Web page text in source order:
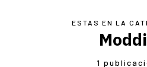
ESTAS EN LA
1